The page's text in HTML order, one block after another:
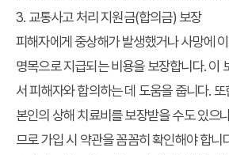
3. 교통사고 처리 지원금(합의금) 보장
피해자에게 중상해가 발생했거나 사망에
명목으로 지급되는 비용을 보장합니다. 이
서 피해자와 합의하는 데 도움을 줍니다.
본인의 상해 치료비를 보장받을 수도 있으
므로 가입 시 약관을 꼼꼼히 확인해야 합니